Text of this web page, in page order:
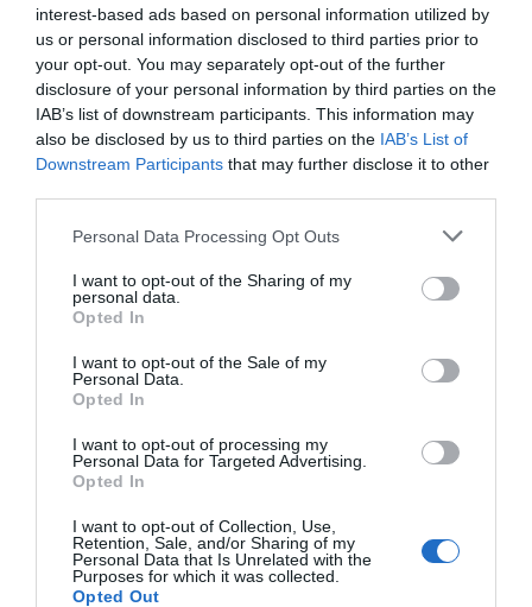
interest-based ads based on personal information utilized by
us or personal information disclosed to third parties prior to
your opt-out. You may separately opt-out of the further
disclosure of your personal information by third parties on the
IAB’s list of downstream participants. This information may
also be disclosed by us to third parties on the IAB’s List of
Downstream Participants that may further disclose it to other
Personal Data Processing Opt Outs
I want to opt-out of the Sharing of my
personal data.
Opted In
I want to opt-out of the Sale of my
Personal Data.
Opted In
I want to opt-out of processing my
Personal Data for Targeted Advertising.
Opted In
I want to opt-out of Collection, Use,
Retention, Sale, and/or Sharing of my
Personal Data that Is Unrelated with the
Purposes for which it was collected.
Opted Out
Individual y Grupal, Formación en Escenas Matrices,
Talleres de Escenas Matrices, Talleres para Padres,
Talleres Temáticos, Seminarios, entre otras actividades".
GO: ¿Cómo surge este año Habitar(nos) - Madrid?
MW: "A partir del año 2014 y de manera ininterrumpida,
he llevado a cabo una intensa actividad en diferentes
ciudades de España (Madrid, Barcelona, Sevilla, Santiago
de Compostela, A Coruña, entre otras), llevando a España
la Mirada de las Escenas Matrices en Talleres, Clases,
Masterclass y atendiendo a un gran número de pacientes
españoles en la actualidad.
De esta manera, y casi de forma natural, este año ha
comenzado a funcionar Habitar(nos) – Madrid, espacio en
profesionales en Escenas Matrices y otras actividades.
Siempre desde la Mirada de las Escenas Matrices".